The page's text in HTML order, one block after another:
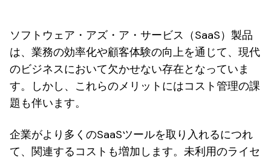
ソフトウェア・アズ・ア・サービス（SaaS）製品
は、業務の効率化や顧客体験の向上を通じて、現代
のビジネスにおいて欠かせない存在となっていま
す。しかし、これらのメリットにはコスト管理の課
題も伴います。
企業がより多くのSaaSツールを取り入れるにつれ
て、関連するコストも増加します。未利用のライセ